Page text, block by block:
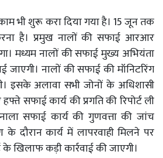
भी शुरू करा दिया गया है। 15 जून तक
है। प्रमुख नालों की सफाई आरआर
मध्यम नालों की सफाई मुख्य अभियंता
जाएगी। नालों की सफाई की मॉनिटरिंग
इसके अलावा सभी जोनों के अधिशासी
सफाई कार्य की प्रगति की रिपोर्ट ली
सफाई कार्य की गुणवत्ता की जांच
के दौरान कार्य में लापरवाही मिलने पर
कड़ी कार्रवाई की जाएगी।